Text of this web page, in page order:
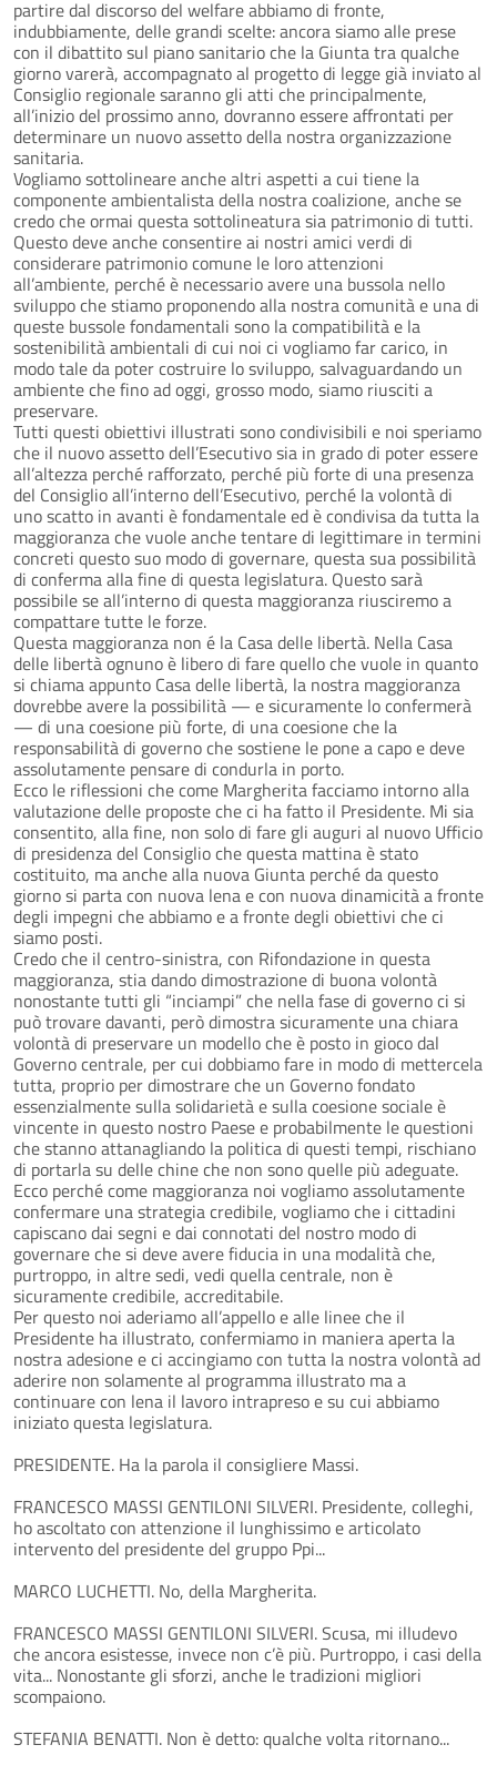
partire dal discorso del welfare abbiamo di fronte,
indubbiamente, delle grandi scelte: ancora siamo alle prese
con il dibattito sul piano sanitario che la Giunta tra qualche
giorno varerà, accompagnato al progetto di legge già inviato al
Consiglio regionale saranno gli atti che principalmente,
all’inizio del prossimo anno, dovranno essere affrontati per
determinare un nuovo assetto della nostra organizzazione
sanitaria.
Vogliamo sottolineare anche altri aspetti a cui tiene la
componente ambientalista della nostra coalizione, anche se
credo che ormai questa sottolineatura sia patrimonio di tutti.
Questo deve anche consentire ai nostri amici verdi di
considerare patrimonio comune le loro attenzioni
all’ambiente, perché è necessario avere una bussola nello
sviluppo che stiamo proponendo alla nostra comunità e una di
queste bussole fondamentali sono la compatibilità e la
sostenibilità ambientali di cui noi ci vogliamo far carico, in
modo tale da poter costruire lo sviluppo, salvaguardando un
ambiente che fino ad oggi, grosso modo, siamo riusciti a
preservare.
Tutti questi obiettivi illustrati sono condivisibili e noi speriamo
che il nuovo assetto dell’Esecutivo sia in grado di poter essere
all’altezza perché rafforzato, perché più forte di una presenza
del Consiglio all’interno dell’Esecutivo, perché la volontà di
uno scatto in avanti è fondamentale ed è condivisa da tutta la
maggioranza che vuole anche tentare di legittimare in termini
concreti questo suo modo di governare, questa sua possibilità
di conferma alla fine di questa legislatura. Questo sarà
possibile se all’interno di questa maggioranza riusciremo a
compattare tutte le forze.
Questa maggioranza non é la Casa delle libertà. Nella Casa
delle libertà ognuno è libero di fare quello che vuole in quanto
si chiama appunto Casa delle libertà, la nostra maggioranza
dovrebbe avere la possibilità — e sicuramente lo confermerà
— di una coesione più forte, di una coesione che la
responsabilità di governo che sostiene le pone a capo e deve
assolutamente pensare di condurla in porto.
Ecco le riflessioni che come Margherita facciamo intorno alla
valutazione delle proposte che ci ha fatto il Presidente. Mi sia
consentito, alla fine, non solo di fare gli auguri al nuovo Ufficio
di presidenza del Consiglio che questa mattina è stato
costituito, ma anche alla nuova Giunta perché da questo
giorno si parta con nuova lena e con nuova dinamicità a fronte
degli impegni che abbiamo e a fronte degli obiettivi che ci
siamo posti.
Credo che il centro-sinistra, con Rifondazione in questa
maggioranza, stia dando dimostrazione di buona volontà
nonostante tutti gli “inciampi” che nella fase di governo ci si
può trovare davanti, però dimostra sicuramente una chiara
volontà di preservare un modello che è posto in gioco dal
Governo centrale, per cui dobbiamo fare in modo di mettercela
tutta, proprio per dimostrare che un Governo fondato
essenzialmente sulla solidarietà e sulla coesione sociale è
vincente in questo nostro Paese e probabilmente le questioni
che stanno attanagliando la politica di questi tempi, rischiano
di portarla su delle chine che non sono quelle più adeguate.
Ecco perché come maggioranza noi vogliamo assolutamente
confermare una strategia credibile, vogliamo che i cittadini
capiscano dai segni e dai connotati del nostro modo di
governare che si deve avere fiducia in una modalità che,
purtroppo, in altre sedi, vedi quella centrale, non è
sicuramente credibile, accreditabile.
Per questo noi aderiamo all’appello e alle linee che il
Presidente ha illustrato, confermiamo in maniera aperta la
nostra adesione e ci accingiamo con tutta la nostra volontà ad
aderire non solamente al programma illustrato ma a
continuare con lena il lavoro intrapreso e su cui abbiamo
iniziato questa legislatura.
PRESIDENTE. Ha la parola il consigliere Massi.
FRANCESCO MASSI GENTILONI SILVERI. Presidente, colleghi,
ho ascoltato con attenzione il lunghissimo e articolato
intervento del presidente del gruppo Ppi...
MARCO LUCHETTI. No, della Margherita.
FRANCESCO MASSI GENTILONI SILVERI. Scusa, mi illudevo
che ancora esistesse, invece non c’è più. Purtroppo, i casi della
vita... Nonostante gli sforzi, anche le tradizioni migliori
scompaiono.
STEFANIA BENATTI. Non è detto: qualche volta ritornano...